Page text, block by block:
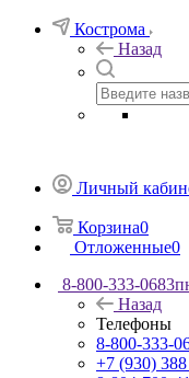
Кострома
Назад
Личный
Корзина0
Отложенные0
8-800-333-0683
Назад
Телефоны
8-800-333-
+7 (930)